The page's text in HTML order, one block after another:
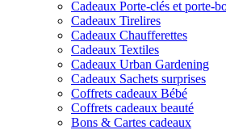
Cadeaux Porte-clés et porte-
Cadeaux Tirelires
Cadeaux Chaufferettes
Cadeaux Textiles
Cadeaux Urban Gardening
Cadeaux Sachets surprises
Coffrets cadeaux Bébé
Coffrets cadeaux beauté
Bons & Cartes cadeaux